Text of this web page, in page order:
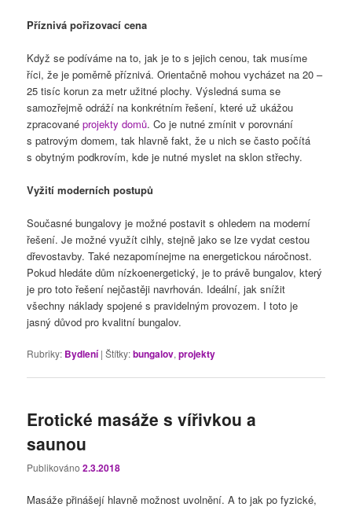
Příznivá pořizovací cena
Když se podíváme na to, jak je to s jejich cenou, tak musíme
říci, že je poměrně příznivá. Orientačně mohou vycházet na 20 –
25 tisíc korun za metr užitné plochy. Výsledná suma se
samozřejmě odráží na konkrétním řešení, které už ukážou
zpracovanéprojekty domů. Co je nutné zmínit v porovnání
s patrovým domem, tak hlavně fakt, že u nich se často počítá
s obytným podkrovím, kde je nutné myslet na sklon střechy.
Vyžití moderních postupů
Současné bungalovy je možné postavit s ohledem na moderní
řešení. Je možné využít cihly, stejně jako se lze vydat cestou
dřevostavby. Také nezapomínejme na energetickou náročnost.
Pokud hledáte dům nízkoenergetický, je to právě bungalov, který
je pro toto řešení nejčastěji navrhován. Ideální, jak snížit
všechny náklady spojené s pravidelným provozem. I toto je
jasný důvod pro kvalitní bungalov.
Rubriky: Bydlení |Štítky:bungalov,projekty
Erotické masáže s vířivkou a
saunou
Publikováno2.3.2018
Masáže přinášejí hlavně možnost uvolnění. A to jak po fyzické,